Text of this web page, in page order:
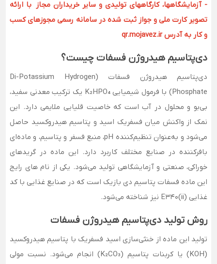
- آزمایشگاهها، کارگاههای تولیدی و سایر خریداران مجاز با ارائه
تصویر کارت ملی و جواز ثبت شده در سامانه رسمی مجوزهای کسب
و کار به آدرس qr.mojavez.ir
دی‌پتاسیم هیدروژن فسفات چیست؟
دی‌پتاسیم هیدروژن فسفات (Di-Potassium Hydrogen
Phosphate) با فرمول شیمیایی K₂HPO₄ یک ترکیب معدنی سفید،
بی‌بو و محلول در آب است که خاصیت قلیایی ملایمی دارد. این
نمک از واکنش میان فسفریک اسید و پتاسیم هیدروکسید حاصل
می‌شود و به‌عنوان تنظیم‌کننده pH، منبع فسفر و پتاسیم، و ماده‌ای
بافرکننده در صنایع مختلف کاربرد دارد. این ماده در گریدهای
خوراکی، صنعتی و آزمایشگاهی تولید می‌شود. یکی از نام های رایج
این ماده فسفات پتاسیم دی بازیک است که در صنایع غذایی با کد
غذایی E340(ii) نیز شناخته می‌شود.
روش تولید دی‌پتاسیم هیدروژن فسفات
تولید این ماده از خنثی‌سازی اسید فسفریک با پتاسیم هیدروکسید
(KOH) یا کربنات پتاسیم (K₂CO₃) انجام می‌شود. نسبت مولی